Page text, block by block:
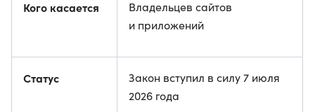
Кого касается
Владельцев сайтов
и приложений
Статус
Закон вступил в силу 7 июля
2026 года